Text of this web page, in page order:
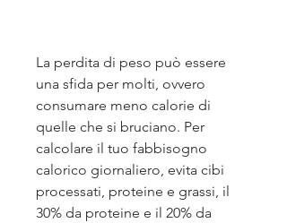
La perdita di peso può essere
una sfida per molti, ovvero
consumare meno calorie di
quelle che si bruciano. Per
calcolare il tuo fabbisogno
calorico giornaliero, evita cibi
processati, proteine e grassi, il
30% da proteine e il 20% da